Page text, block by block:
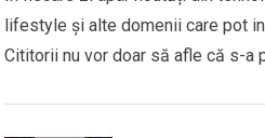
lifestyle și alte domenii care pot
Cititorii nu vor doar să afle că s-a